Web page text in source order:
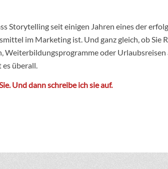
Storytelling seit einigen Jahren eines der
im Marketing ist. Und ganz gleich, ob Sie
Weiterbildungsprogramme oder Urlaubsreisen
überall.
Und dann schreibe ich sie auf.